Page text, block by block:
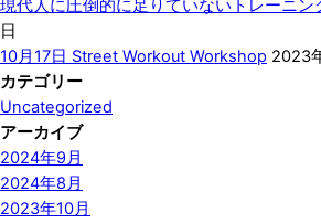
現代人に圧倒的に足りていないトレーニン
日
10月17日 Street Workout Workshop 2023
カテゴリー
Uncategorized
アーカイブ
2024年9月
2024年8月
2023年10月